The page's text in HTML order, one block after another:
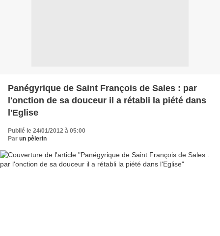
Panégyrique de Saint François de Sales : par
l'onction de sa douceur il a rétabli la piété dans
l'Eglise
Publié le 24/01/2012 à 05:00
Par un pèlerin